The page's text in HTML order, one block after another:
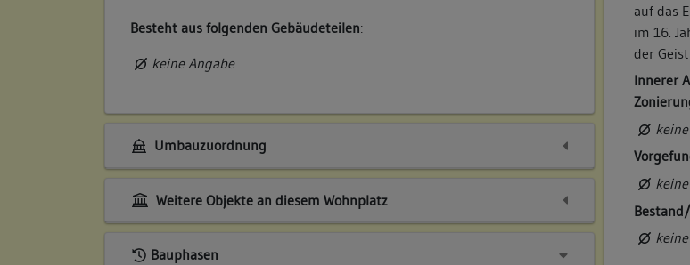
Besteht aus folgenden Gebäudeteilen:
keine Angabe
Umbauzuordnung
Weitere Objekte an diesem Wohnplatz
Bauphasen
auf das
im 16.
der
Innerer